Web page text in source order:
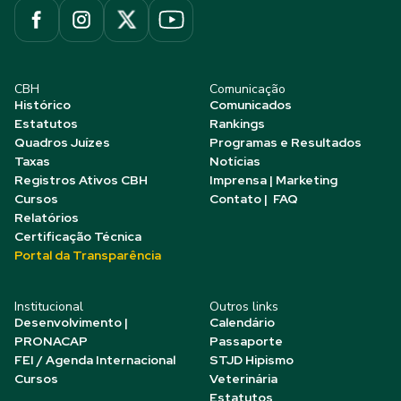
CBH
Histórico
Estatutos
Quadros Juízes
Taxas
Registros Ativos CBH
Cursos
Relatórios
Certificação Técnica
Portal da Transparência
Comunicação
Comunicados
Rankings
Programas e Resultados
Notícias
Imprensa | Marketing
Contato | FAQ
Institucional
Desenvolvimento |
PRONACAP
FEI / Agenda Internacional
Cursos
Outros links
Calendário
Passaporte
STJD Hipismo
Veterinária
Estatutos